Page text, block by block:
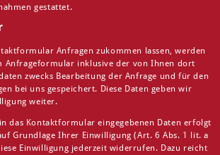
gestattet.
Anfragen zukommen lassen, werden
Anfrageformular inklusive der von Ihnen dort
zwecks Bearbeitung der Anfrage und für den
bei uns gespeichert. Diese Daten geben wir
weiter.
das Kontaktformular eingegebenen Daten erfolgt
Grundlage Ihrer Einwilligung (Art. 6 Abs. 1 lit. a
Einwilligung jederzeit widerrufen. Dazu reicht